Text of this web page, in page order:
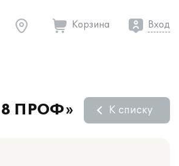
Корзина Вход
8 ПРОФ» К списку